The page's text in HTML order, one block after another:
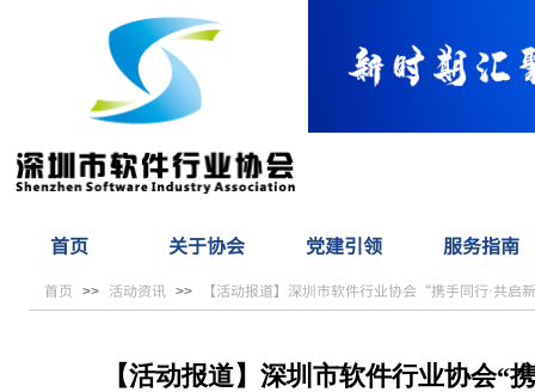
首页 关于协会 党建引领 服务指南
首页 >> 活动资讯 >> 【活动报道】深圳市软件行业协会“携手同行·共
【活动报道】深圳市软件行业协会“